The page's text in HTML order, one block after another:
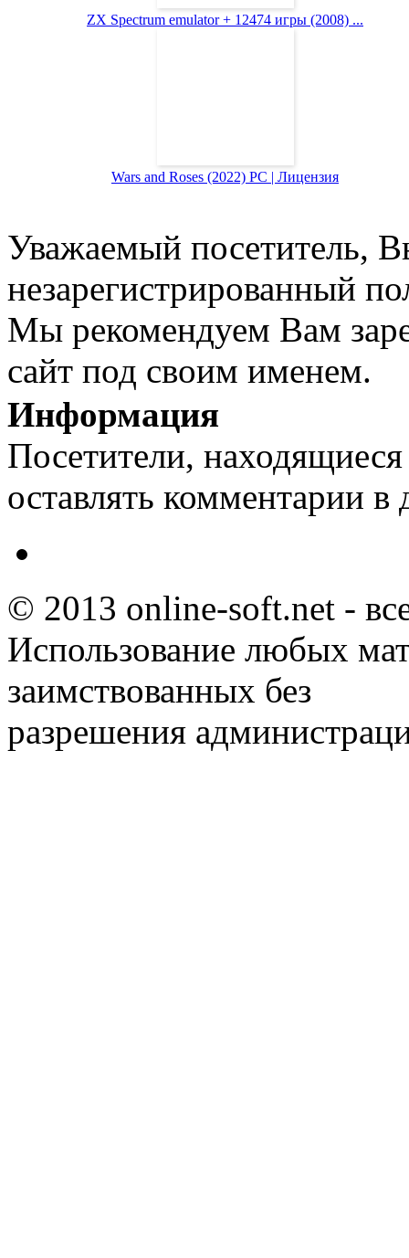
ZX Spectrum emulator + 12474 игры (2008) ...
Wars and Roses (2022) PC | Лицензия
Уважаемый посетитель,
незарегистрированный
Мы рекомендуем Вам
сайт под своим именем.
Информация
Посетители,
оставлять комментарии в
© 2013 online-soft.net -
Использование любых
заимствованных без
разрешения